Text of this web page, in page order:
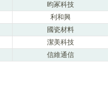
昀冢科技
利和興
國瓷材料
潔美科技
信維通信